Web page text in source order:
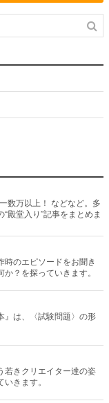
数万以上！ などなど。多
殿堂入り”記事をまとめま
時のエピソードをお聞き
？を探っていきます。
』は、〈試験問題〉の形
若きクリエイター達の姿
きます。